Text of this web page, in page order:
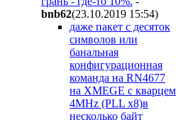
bnb62(23.10.2019 15:54)
даже пакет с десяток
символов или
банальная
конфигурационная
команда на RN4677
на XMEGE с кварцем
4MHz (PLL x8)в
несколько байт